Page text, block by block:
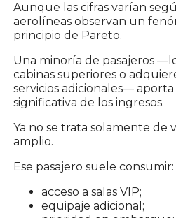
Aunque las cifras varían
aerolíneas observan un
principio de Pareto.
Una minoría de pasajeros
cabinas superiores o
servicios adicionales—
significativa de los ingresos.
Ya no se trata solamente de
amplio.
Ese pasajero suele consumir:
acceso a salas VIP;
equipaje adicional;